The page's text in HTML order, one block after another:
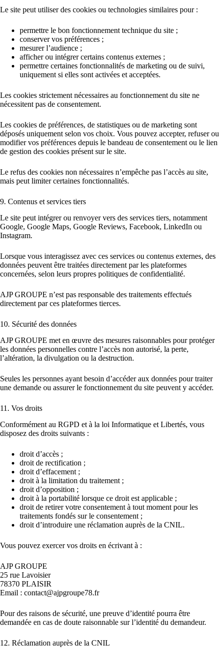
Le site peut utiliser des cookies ou technologies similaires pour :
permettre le bon fonctionnement technique du site ;
conserver vos préférences ;
mesurer l’audience ;
afficher ou intégrer certains contenus externes ;
permettre certaines fonctionnalités de marketing ou de suivi,
uniquement si elles sont activées et acceptées.
Les cookies strictement nécessaires au fonctionnement du site ne
nécessitent pas de consentement.
Les cookies de préférences, de statistiques ou de marketing sont
déposés uniquement selon vos choix. Vous pouvez accepter, refuser ou
modifier vos préférences depuis le bandeau de consentement ou le lien
de gestion des cookies présent sur le site.
Le refus des cookies non nécessaires n’empêche pas l’accès au site,
mais peut limiter certaines fonctionnalités.
9. Contenus et services tiers
Le site peut intégrer ou renvoyer vers des services tiers, notamment
Google, Google Maps, Google Reviews, Facebook, LinkedIn ou
Instagram.
Lorsque vous interagissez avec ces services ou contenus externes, des
données peuvent être traitées directement par les plateformes
concernées, selon leurs propres politiques de confidentialité.
AJP GROUPE n’est pas responsable des traitements effectués
directement par ces plateformes tierces.
10. Sécurité des données
AJP GROUPE met en œuvre des mesures raisonnables pour protéger
les données personnelles contre l’accès non autorisé, la perte,
l’altération, la divulgation ou la destruction.
Seules les personnes ayant besoin d’accéder aux données pour traiter
une demande ou assurer le fonctionnement du site peuvent y accéder.
11. Vos droits
Conformément au RGPD et à la loi Informatique et Libertés, vous
disposez des droits suivants :
droit d’accès ;
droit de rectification ;
droit d’effacement ;
droit à la limitation du traitement ;
droit d’opposition ;
droit à la portabilité lorsque ce droit est applicable ;
droit de retirer votre consentement à tout moment pour les
traitements fondés sur le consentement ;
droit d’introduire une réclamation auprès de la CNIL.
Vous pouvez exercer vos droits en écrivant à :
AJP GROUPE
25 rue Lavoisier
78370 PLAISIR
Email : contact@ajpgroupe78.fr
Pour des raisons de sécurité, une preuve d’identité pourra être
demandée en cas de doute raisonnable sur l’identité du demandeur.
12. Réclamation auprès de la CNIL